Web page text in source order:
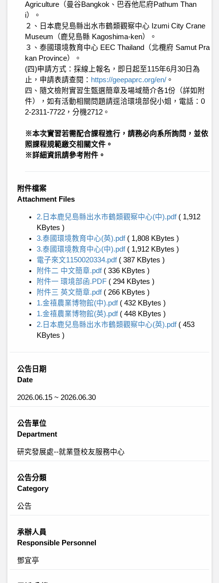
Agriculture（曼谷Bangkok、巴吞他尼府Pathum Than
i）。
２、日本鹿兒島縣出水市鶴類觀察中心 Izumi City Crane
Museum（鹿兒島縣 Kagoshima-ken）。
３、泰國環境教育中心 EEC Thailand（北欖府 Samut Pra
kan Province）。
(四)申請方式：採線上報名，即日起至115年6月30日為
止，申請表請查閱： https://geepaprc.org/en/ 。
四、隨文檢附實習生甄選簡章及場域簡介各1份（詳如附
件），如有活動相關問題請逕洽環境部倪小姐，電話：0
2-2311-7722，分機2712。
※本次實習若需配合課程進行，請務必向系所詢問，並依
照課程規範繳交相關文件。
※詳細資訊請參考附件。
附件檔案
Attachment Files
2.日本鹿兒島縣出水市鶴類觀察中心(中).pdf ( 1,912
KBytes )
3.泰國環境教育中心(英).pdf ( 1,808 KBytes )
3.泰國環境教育中心(中).pdf ( 1,912 KBytes )
電子來文1150020334.pdf ( 387 KBytes )
附件二 中文簡章.pdf ( 336 KBytes )
附件一 環境部函.PDF ( 294 KBytes )
附件三 英文簡章.pdf ( 266 KBytes )
1.金禧農業博物館(中).pdf ( 432 KBytes )
1.金禧農業博物館(英).pdf ( 448 KBytes )
2.日本鹿兒島縣出水市鶴類觀察中心(英).pdf ( 453
KBytes )
公告日期
Date
2026.06.15 ~ 2026.06.30
公告單位
Department
研究發展處--就業暨校友服務中心
公告分類
Category
公告
承辦人員
Responsible Personnel
鄧宜亭